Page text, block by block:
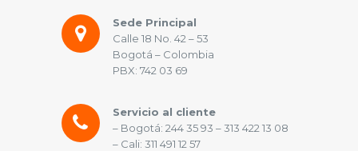
Sede Principal
Calle 18 No. 42 – 53
Bogotá – Colombia
PBX: 742 03 69
Servicio al cliente
– Bogotá: 244 35 93 – 313 422 13 08
– Cali: 311 491 12 57